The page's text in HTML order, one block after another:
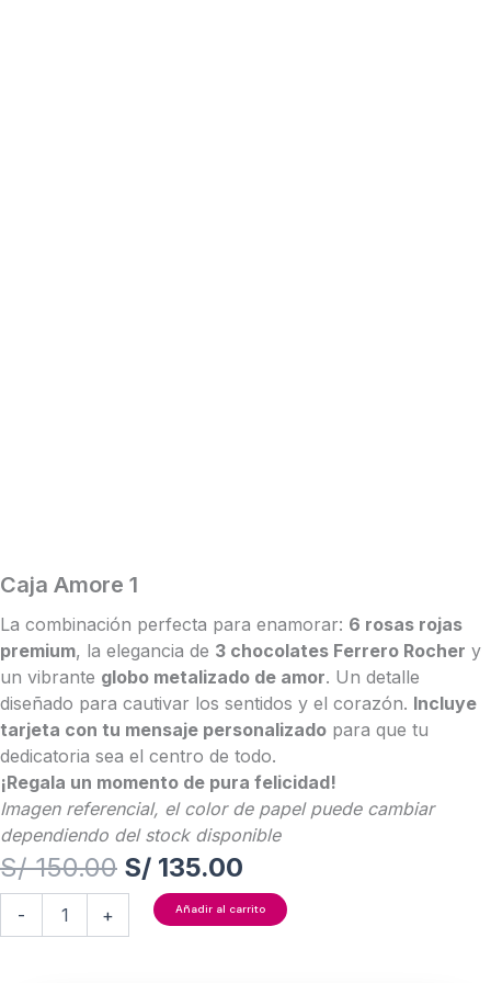
Caja Amore 1
La combinación perfecta para enamorar: 6 rosas rojas
premium, la elegancia de 3 chocolates Ferrero Rocher y
un vibrante globo metalizado de amor. Un detalle
diseñado para cautivar los sentidos y el corazón. Incluye
tarjeta con tu mensaje personalizado para que tu
dedicatoria sea el centro de todo.
¡Regala un momento de pura felicidad!
Imagen referencial, el color de papel puede cambiar
dependiendo del stock disponible
S/150.00 El
precio
original
S/ 135.00
precio
- + Añadir al carrito